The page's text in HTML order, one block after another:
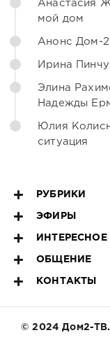
Анастасия
мой дом
Анонс Дом-
Ирина
Элина
Надежды
Юлия
ситуация
РУБРИКИ
ЭФИРЫ
ИНТЕРЕСНОЕ
ОБЩЕНИЕ
КОНТАКТЫ
© 2024 Дом2-